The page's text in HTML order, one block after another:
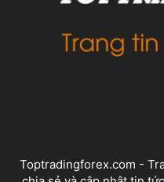
Toptradingforex.com -